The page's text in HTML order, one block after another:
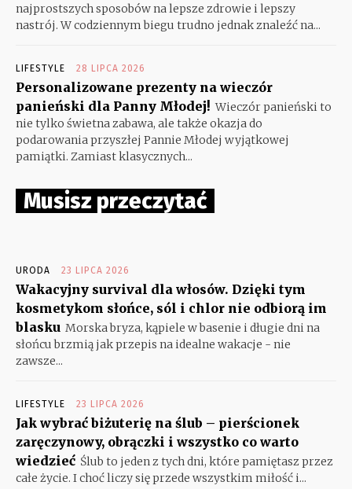
najprostszych sposobów na lepsze zdrowie i lepszy
nastrój. W codziennym biegu trudno jednak znaleźć na...
LIFESTYLE 28 LIPCA 2026
Personalizowane prezenty na wieczór
panieński dla Panny Młodej! Wieczór panieński to
nie tylko świetna zabawa, ale także okazja do
podarowania przyszłej Pannie Młodej wyjątkowej
pamiątki. Zamiast klasycznych...
Musisz przeczytać
URODA 23 LIPCA 2026
Wakacyjny survival dla włosów. Dzięki tym
kosmetykom słońce, sól i chlor nie odbiorą im
blasku Morska bryza, kąpiele w basenie i długie dni na
słońcu brzmią jak przepis na idealne wakacje - nie
zawsze...
LIFESTYLE 23 LIPCA 2026
Jak wybrać biżuterię na ślub – pierścionek
zaręczynowy, obrączki i wszystko co warto
wiedzieć Ślub to jeden z tych dni, które pamiętasz przez
całe życie. I choć liczy się przede wszystkim miłość i...